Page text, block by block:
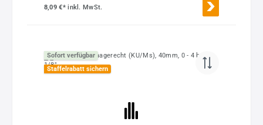
8,09 €*inkl. MwSt.
Sofort verfügbar
Staffelrabatt sichern